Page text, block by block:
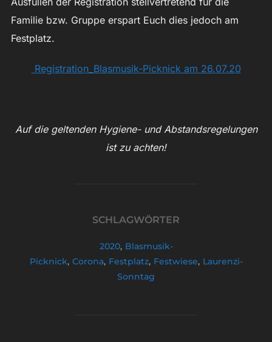
Familie bzw. Gruppe erspart Euch dies jedoch am
Festplatz.
Registration_Blasmusik-Picknick am 26.07.20
Auf die geltenden Hygiene- und Abstandsregelungen
ist zu achten!
SCHLAGWÖRTER
2020, Blasmusik-
Picknick, Corona, Festplatz, Festwiese, Laurenzi-
Sonntag